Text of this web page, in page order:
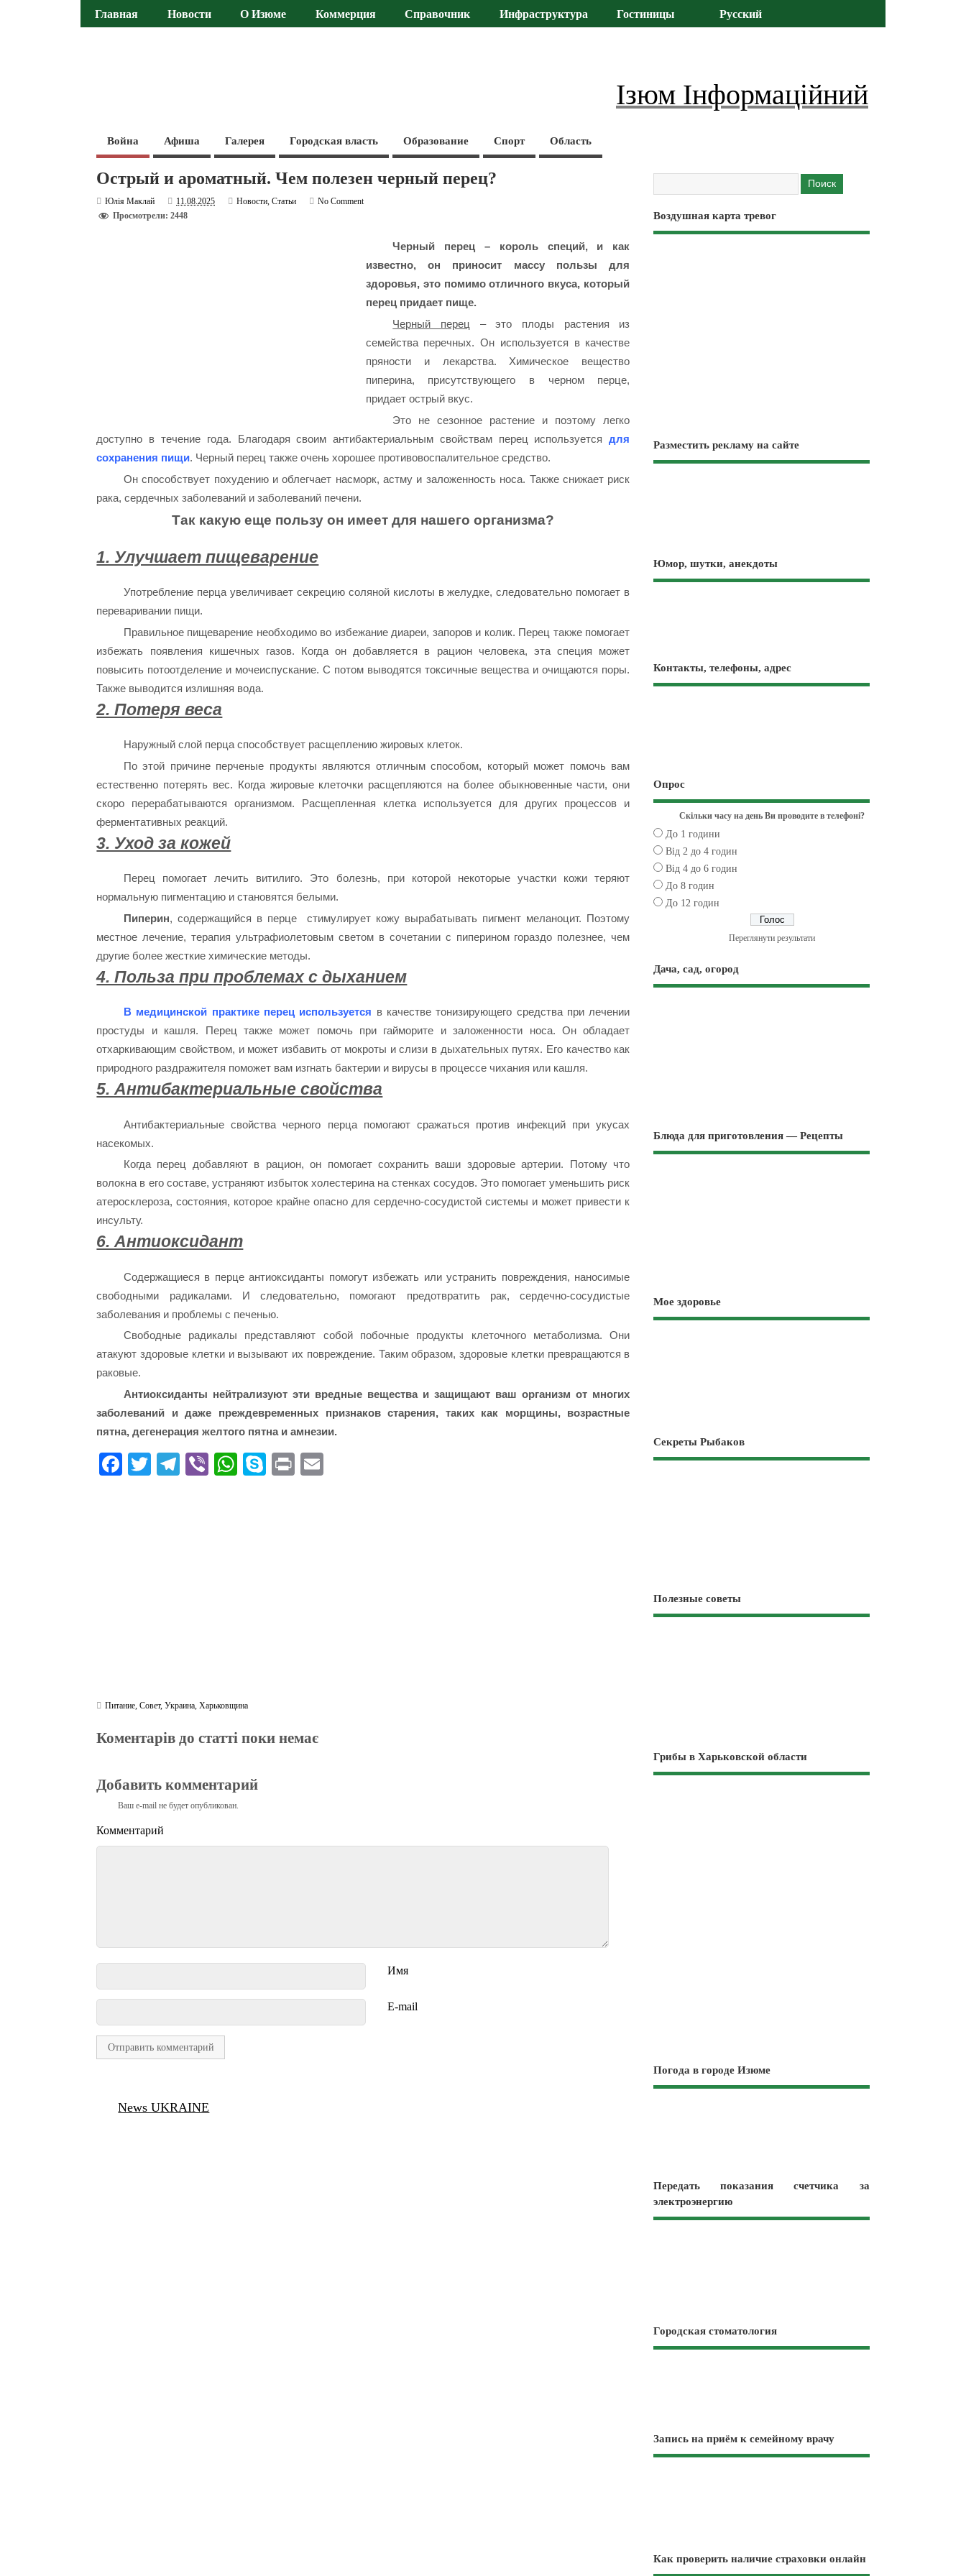
Главная Новости О Изюме Коммерция Справочник Инфраструктура Гостиницы Русский
Ізюм Інформаційний
Война Афиша Галерея Городская власть Образование Спорт Область
Острый и ароматный. Чем полезен черный перец?
Юлія Маклай 11.08.2025 Новости,Статьи
No Comment
Просмотрели: 2448
Черный перец – король специй, и как
известно, он приносит массу пользы для
здоровья, это помимо отличного вкуса, который
перец придает пище.
Черный перец – это плоды растения из
семейства перечных. Он используется в качестве
пряности и лекарства. Химическое вещество
пиперина, присутствующего в черном перце,
придает острый вкус.
Это не сезонное растение и поэтому легко
доступно в течение года. Благодаря своим антибактериальным свойствам перец используетсядля
сохранения пищи. Черный перец также очень хорошее противовоспалительное средство.
Он способствует похудению и облегчает насморк, астму и заложенность носа. Также снижает риск
рака, сердечных заболеваний и заболеваний печени.
Так какую еще пользу он имеет для нашего организма?
1. Улучшает пищеварение
Употребление перца увеличивает секрецию соляной кислоты в желудке, следовательно помогает в
переваривании пищи.
Правильное пищеварение необходимо во избежание диареи, запоров и колик. Перец также помогает
избежать появления кишечных газов. Когда он добавляется в рацион человека, эта специя может
повысить потоотделение и мочеиспускание. С потом выводятся токсичные вещества и очищаются поры.
Также выводится излишняя вода.
2. Потеря веса
Наружный слой перца способствует расщеплению жировых клеток.
По этой причине перченые продукты являются отличным способом, который может помочь вам
естественно потерять вес. Когда жировые клеточки расщепляются на более обыкновенные части, они
скоро перерабатываются организмом. Расщепленная клетка используется для других процессов и
ферментативных реакций.
3. Уход за кожей
Перец помогает лечить витилиго. Это болезнь, при которой некоторые участки кожи теряют
нормальную пигментацию и становятся белыми.
Пиперин, содержащийся в перце стимулирует кожу вырабатывать пигмент меланоцит. Поэтому
местное лечение, терапия ультрафиолетовым светом в сочетании с пиперином гораздо полезнее, чем
другие более жесткие химические методы.
4. Польза при проблемах с дыханием
В медицинской практике перец используется в качестве тонизирующего средства при лечении
простуды и кашля. Перец также может помочь при гайморите и заложенности носа. Он обладает
отхаркивающим свойством, и может избавить от мокроты и слизи в дыхательных путях. Его качество как
природного раздражителя поможет вам изгнать бактерии и вирусы в процессе чихания или кашля.
5. Антибактериальные свойства
Антибактериальные свойства черного перца помогают сражаться против инфекций при укусах
насекомых.
Когда перец добавляют в рацион, он помогает сохранить ваши здоровые артерии. Потому что
волокна в его составе, устраняют избыток холестерина на стенках сосудов. Это помогает уменьшить риск
атеросклероза, состояния, которое крайне опасно для сердечно-сосудистой системы и может привести к
инсульту.
6. Антиоксидант
Содержащиеся в перце антиоксиданты помогут избежать или устранить повреждения, наносимые
свободными радикалами. И следовательно, помогают предотвратить рак, сердечно-сосудистые
заболевания и проблемы с печенью.
Свободные радикалы представляют собой побочные продукты клеточного метаболизма. Они
атакуют здоровые клетки и вызывают их повреждение. Таким образом, здоровые клетки превращаются в
раковые.
Антиоксиданты нейтрализуют эти вредные вещества и защищают ваш организм от многих
заболеваний и даже преждевременных признаков старения, таких как морщины, возрастные
пятна, дегенерация желтого пятна и амнезии.
Fa T
Te Vi
W
S
Pr
Питание,Совет,Украина,Харьковщина
Коментарів до статті поки немає
Добавить комментарий
Ваш e-mail не будет опубликован.
Комментарий
Имя
E-mail
News UKRAINE
Воздушная карта тревог
Разместить рекламу на сайте
Юмор, шутки, анекдоты
Контакты, телефоны, адрес
Опрос
Скільки часу на день Ви проводите в телефоні?
До 1 години
Від 2 до 4 годин
Від 4 до 6 годин
До 8 годин
До 12 годин
Переглянути результати
Дача, сад, огород
Блюда для приготовления — Рецепты
Мое здоровье
Секреты Рыбаков
Полезные советы
Грибы в Харьковской области
Погода в городе Изюме
Передать показания счетчика за
электроэнергию
Городская стоматология
Запись на приём к семейному врачу
Как проверить наличие страховки онлайн